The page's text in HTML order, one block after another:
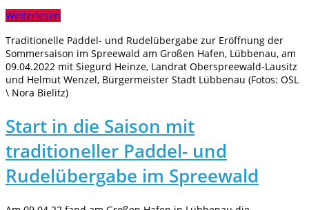
Weiterlesen
Traditionelle Paddel- und Rudelübergabe zur Eröffnung der
Sommersaison im Spreewald am Großen Hafen, Lübbenau, am
09.04.2022 mit Siegurd Heinze, Landrat Oberspreewald-Lausitz
und Helmut Wenzel, Bürgermeister Stadt Lübbenau (Fotos: OSL
\ Nora Bielitz)
Start in die Saison mit
traditioneller Paddel- und
Rudelübergabe im Spreewald